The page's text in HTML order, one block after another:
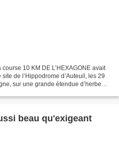
10 KM DE L’HEXAGONE avait
de l’Hippodrome d’Auteuil, les 29
sur une grande étendue d’herbe
beau qu'exigeant